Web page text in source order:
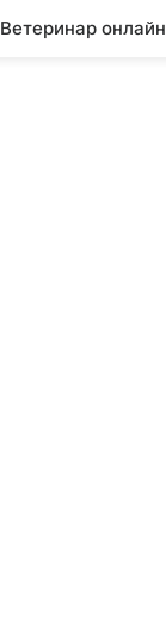
Ветеринар онлайн